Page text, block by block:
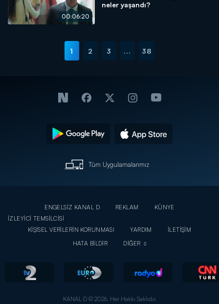
00:06:20
neler yaşandı?
1 2 3 ... 38
Tüm Uygulamalarımız
ENGELSİZ KANAL D REKLAM
KÜNYE
İZLEYİCİ TEMSİLCİSİ
KİŞİSEL VERİLERİN KORUNMASI
YARDIM
İLETİŞİM
HATA BİLDİR
DİĞER
KANAL D © 2026. Her Hakkı Saklıdır.